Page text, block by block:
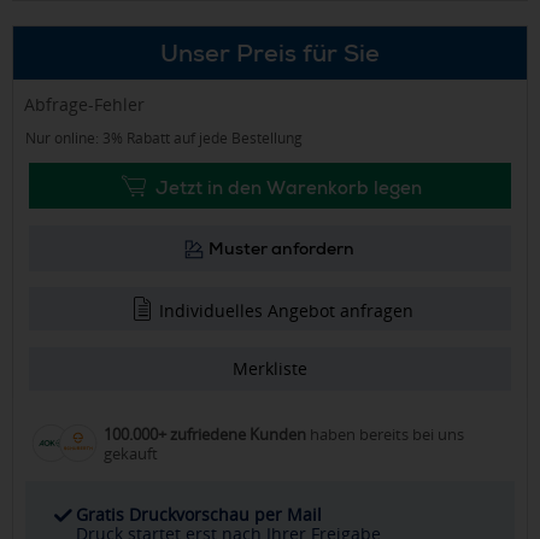
Unser Preis für Sie
Abfrage-Fehler
Nur online: 3% Rabatt auf jede Bestellung
Jetzt in den Warenkorb legen
Muster anfordern
Individuelles Angebot anfragen
Merkliste
100.000+ zufriedene Kunden haben bereits bei uns
gekauft
Gratis Druckvorschau per Mail
Druck startet erst nach Ihrer Freigabe